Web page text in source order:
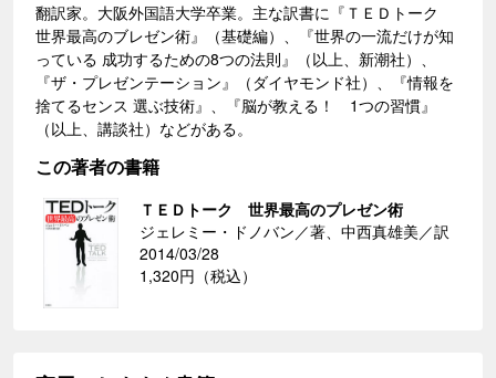
翻訳家。大阪外国語大学卒業。主な訳書に『ＴＥＤトーク
世界最高のブレゼン術』（基礎編）、『世界の一流だけが知
っている 成功するための8つの法則』（以上、新潮社）、
『ザ・プレゼンテーション』（ダイヤモンド社）、『情報を
捨てるセンス 選ぶ技術』、『脳が教える！ 1つの習慣』
（以上、講談社）などがある。
この著者の書籍
ＴＥＤトーク 世界最高のプレゼン術
ジェレミー・ドノバン／著、中西真雄美／訳
2014/03/28
1,320円（税込）